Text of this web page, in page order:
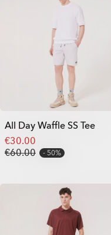
All Day Waffle SS Tee
€30.00
€60.00
50%